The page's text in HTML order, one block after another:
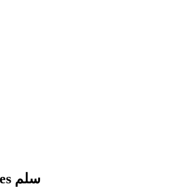
C Major Blues سلم